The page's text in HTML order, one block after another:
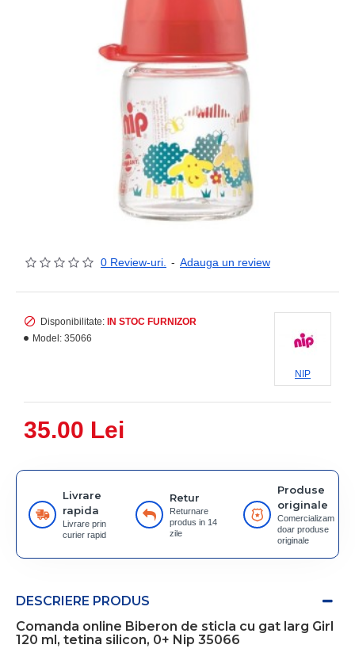
0 Review-uri. - Adauga un review
35.00 Lei
Disponibilitate: IN STOC FURNIZOR
Model: 35066
NIP
Livrare
rapida
Livrare prin
curier rapid
Retur
Returnare
produs in 14
zile
Produse
originale
Comercializam
doar produse
originale
DESCRIERE PRODUS
Comanda online Biberon de sticla cu gat larg Girl
120 ml, tetina silicon, 0+ Nip 35066